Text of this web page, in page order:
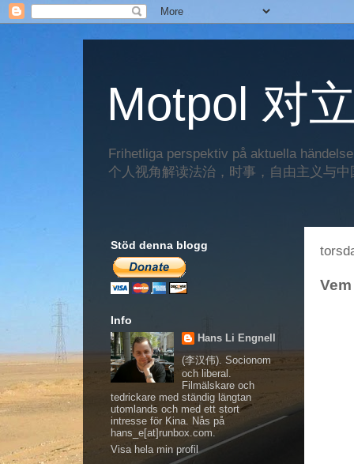
Motpol 对
Frihetliga perspektiv på aktuella
个人视角解读法治，时事，自由主义与中
Stöd denna blogg
Info
Hans Li Engnell
(李汉伟). Socionom
och liberal.
Filmälskare och
tedrickare med ständig längtan
utomlands och med ett stort
intresse för Kina. Nås på
hans_e[at]runbox.com.
Visa hela min profil